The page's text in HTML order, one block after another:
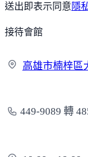
送出即表示同意隱
接待會館
高雄市楠梓區
449-9089 轉